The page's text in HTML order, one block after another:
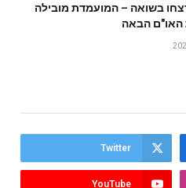
בשואה – המועמדת מובילה
האו"ם הבאה
Twitter
YouTube